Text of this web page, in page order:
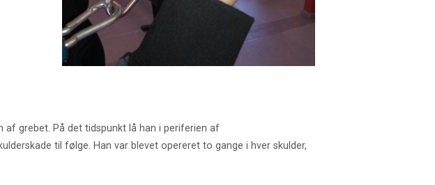
af grebet. På det tidspunkt lå han i periferien af
til følge. Han var blevet opereret to gange i hver skulder,